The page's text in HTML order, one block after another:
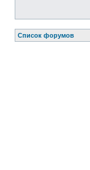
Список форумов